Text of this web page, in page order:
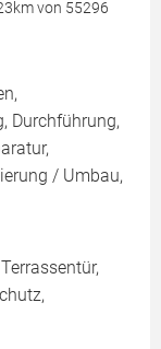
von 55296
Durchführung,
/ Umbau,